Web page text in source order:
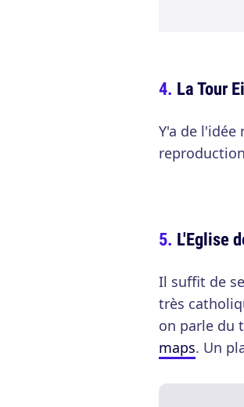
La Tour
Y'a de
L'Eglise
Il suffit de
très
on parle du
maps. Un